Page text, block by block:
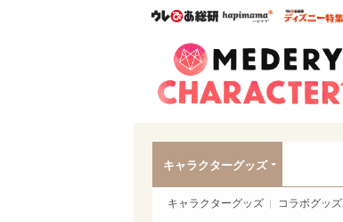
ウレぴあ総研ハピママ*
キャラクターグッズ
キャラクターグッズ コラボグッズ